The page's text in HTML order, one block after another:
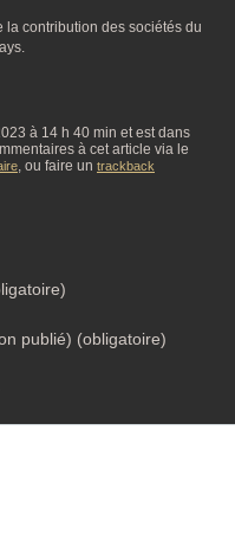
contribution des sociétés du
à 14 h 40 min et est dans
à cet article via le
, ou faire un trackback
publié) (obligatoire)